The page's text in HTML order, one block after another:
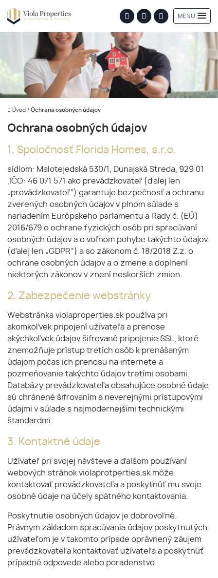
MENU
Úvod / Ochrana osobných údajov
Ochrana osobných údajov
1. Spoločnosť Florida Homes, s.r.o.
sídlom: Malotejedská 530/1, Dunajská Streda, 929 01
,IČO: 46 071 571 ako prevádzkovateľ (ďalej len
„prevádzkovateľ“) garantuje bezpečnosť a ochranu
zverených osobných údajov v plnom súlade s
nariadením Európskeho parlamentu a Rady č. (EÚ)
2016/679 o ochrane fyzických osôb pri spracúvaní
osobných údajov a o voľnom pohybe takýchto údajov
(ďalej len „GDPR“) a so zákonom č. 18/2018 Z.z. o
ochrane osobných údajov a o zmene a doplnení
niektorých zákonov v znení neskorších zmien.
2. Zabezpečenie webstránky
Webstránka violaproperties.sk používa pri
akomkoľvek pripojení užívateľa a prenose
akýchkoľvek údajov šifrované pripojenie SSL, ktoré
znemožňuje prístup tretích osôb k prenášaným
údajom počas ich prenosu na internete a
pozmeňovanie takýchto údajov tretími osobami.
Databázy prevádzkovateľa obsahujúce osobné údaje
sú chránené šifrovaním a neverejnými prístupovými
údajmi v súlade s najmodernejšími technickými
štandardmi.
3. Kontaktné údaje
Užívateľ pri svojej návšteve a ďalšom používaní
webových stránok violaprotperties.sk môže
kontaktovať prevádzkovateľa a poskytnúť mu svoje
osobné údaje na účely spätného kontaktovania.
Poskytnutie osobných údajov je dobrovoľné.
Právnym základom spracúvania údajov poskytnutých
užívateľom je v takomto prípade oprávnený záujem
prevádzkovateľa kontaktovať užívateľa a poskytnúť
prípadné odpovede alebo poradenstvo.